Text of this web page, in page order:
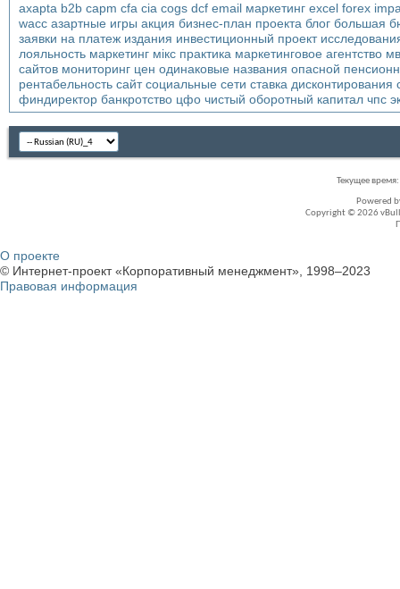
axapta b2b capm cfa cia cogs dcf email маркетинг excel forex
wacc азартные игры акция бизнес-план проекта блог большая
заявки на платеж издания инвестиционный проект
лояльность маркетинг мікс практика маркетинговое агентство
сайтов мониторинг цен одинаковые названия опасной
рентабельность сайт социальные сети ставка дисконтирования
финдиректор банкротство цфо чистый оборотный капитал чпс
Текущее время:
Powered
Copyright © 2026
О проекте
© Интернет-проект «Корпоративный менеджмент», 1998–2023
Правовая информация